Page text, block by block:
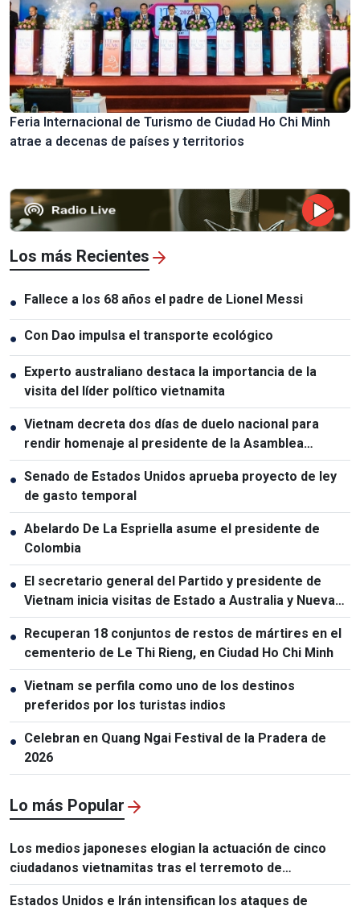
Feria Internacional de Turismo de Ciudad Ho Chi Minh
atrae a decenas de países y territorios
Los más Recientes
● Fallece a los 68 años el padre de Lionel Messi
● Con Dao impulsa el transporte ecológico
●
Experto australiano destaca la importancia de la
visita del líder político vietnamita
● Vietnam decreta dos días de duelo nacional para
rendir homenaje al presidente de la Asamblea
Nacional de Laos
● Senado de Estados Unidos aprueba proyecto de ley
de gasto temporal
● Abelardo De La Espriella asume el presidente de
Colombia
●
El secretario general del Partido y presidente de
Vietnam inicia visitas de Estado a Australia y Nueva
Zelanda
●
Recuperan 18 conjuntos de restos de mártires en el
cementerio de Le Thi Rieng, en Ciudad Ho Chi Minh
● Vietnam se perfila como uno de los destinos
preferidos por los turistas indios
● Celebran en Quang Ngai Festival de la Pradera de
2026
Lo más Popular
Los medios japoneses elogian la actuación de cinco
ciudadanos vietnamitas tras el terremoto de
Kumamoto
Estados Unidos e Irán intensifican los ataques de